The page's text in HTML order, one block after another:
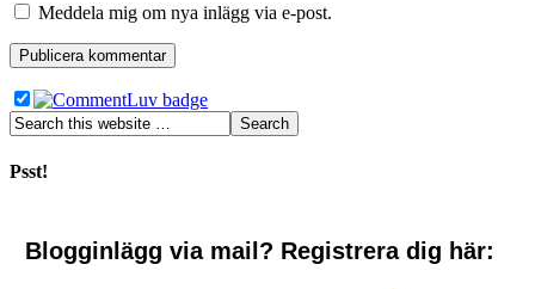
Meddela mig om nya inlägg via e-post.
Psst!
Blogginlägg via mail? Registrera dig här: